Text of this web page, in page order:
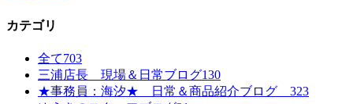
カテゴリ
全て703
三浦店長 現場＆日常ブログ130
★事務員：海汐★ 日常＆商品紹介ブログ 323